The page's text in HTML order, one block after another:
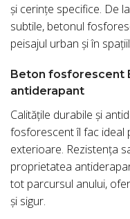
și cerințe specifice. De
subtile, betonul
peisajul urban și în
Beton fosforescent
antiderapant
Calitățile durabile și
fosforescent îl fac ideal
exterioare. Rezistența
proprietatea
tot parcursul anului,
și sigur.